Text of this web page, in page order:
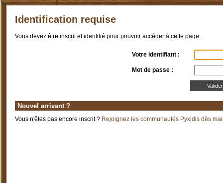
Identification requise
Vous devez être inscrit et identifié pour pouvoir accéder à cette page.
Votre identifiant :
Mot de passe :
Nouvel arrivant ?
Vous n'êtes pas encore inscrit ? Rejoignez les communautés Pyxidis dès